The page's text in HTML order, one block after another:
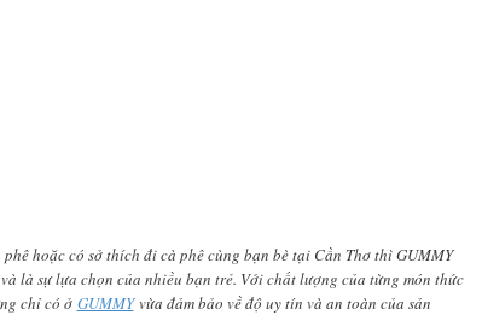
hoặc có sở thích đi cà phê cùng bạn bè tại Cần Thơ thì GUMMY
là sự lựa chọn của nhiều bạn trẻ. Với chất lượng của từng món thức
chỉ có ở GUMMYvừa đảm bảo về độ uy tín và an toàn của sản